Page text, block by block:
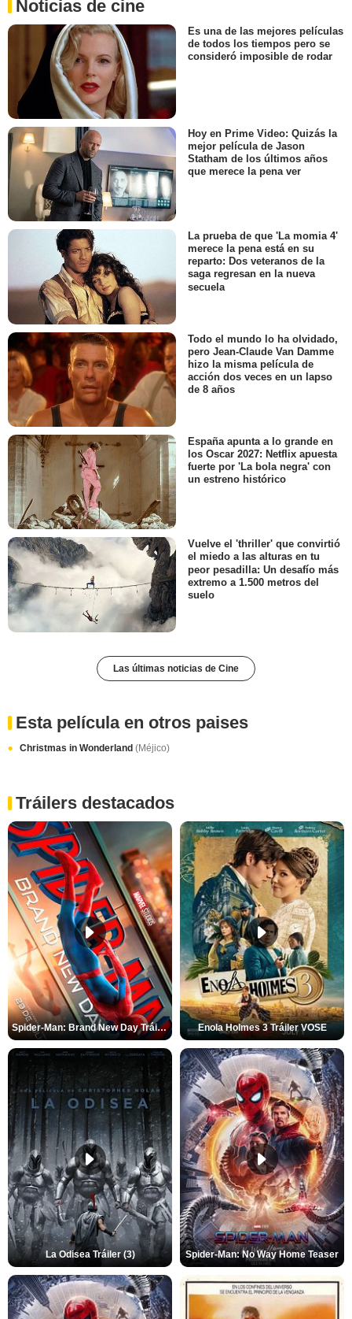
Noticias de cine
Es una de las mejores películas
de todos los tiempos pero se
consideró imposible de rodar
Hoy en Prime Video: Quizás la
mejor película de Jason
Statham de los últimos años
que merece la pena ver
La prueba de que 'La momia 4'
merece la pena está en su
reparto: Dos veteranos de la
saga regresan en la nueva
secuela
Todo el mundo lo ha olvidado,
pero Jean-Claude Van Damme
hizo la misma película de
acción dos veces en un lapso
de 8 años
España apunta a lo grande en
los Oscar 2027: Netflix apuesta
fuerte por 'La bola negra' con
un estreno histórico
Vuelve el 'thriller' que convirtió
el miedo a las alturas en tu
peor pesadilla: Un desafío más
extremo a 1.500 metros del
suelo
Las últimas noticias de Cine
Esta película en otros paises
Christmas in Wonderland (Méjico)
Tráilers destacados
Spider-Man: Brand New Day Tráiler (3) Enola Holmes 3 Tráiler VOSE
La Odisea Tráiler (3) Spider-Man: No Way Home Teaser